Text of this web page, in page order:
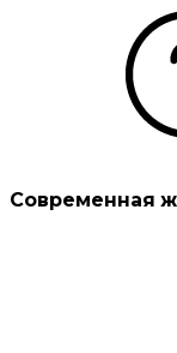
Современная